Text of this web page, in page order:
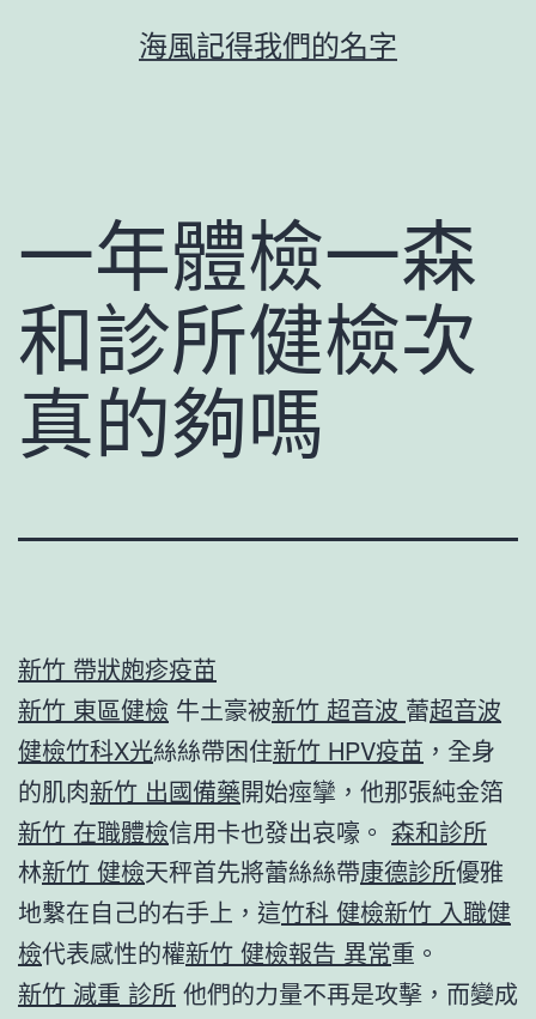
海風記得我們的名字
一年體檢一森
和診所健檢次
真的夠嗎
新竹 帶狀皰疹疫苗
新竹 東區健檢 牛土豪被新竹 超音波 蕾超音波
健檢竹科X光絲絲帶困住新竹 HPV疫苗 ，全身
的肌肉新竹 出國備藥開始痙攣，他那張純金箔
新竹 在職體檢信用卡也發出哀嚎。 森和診所
林新竹 健檢天秤首先將蕾絲絲帶康德診所優雅
地繫在自己的右手上，這竹科 健檢新竹 入職健
檢代表感性的權新竹 健檢報告 異常重。
新竹 減重 診所 他們的力量不再是攻擊，而變成